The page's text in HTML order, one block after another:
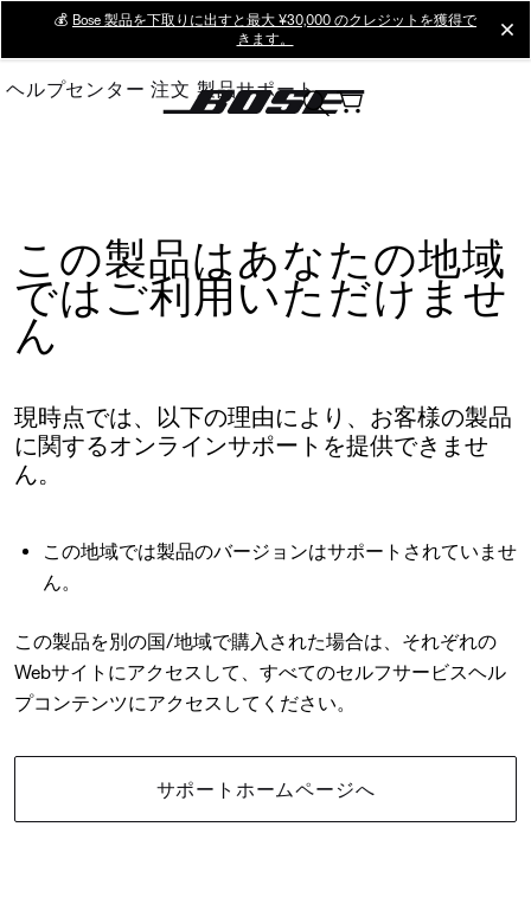
Main
💰 Bose 製品を下取りに出すと最大 ¥30,000 のクレジットを獲得で
きます。
ヘルプセンター 注文 製品サポート
この製品はあなたの地域
ではご利用いただけませ
ん
現時点では、以下の理由により、お客様の製品
に関するオンラインサポートを提供できませ
ん。
この地域では製品のバージョンはサポートされていませ
ん。
この製品を別の国/地域で購入された場合は、それぞれの
Webサイトにアクセスして、すべてのセルフサービスヘル
プコンテンツにアクセスしてください。
サポートホームページへ